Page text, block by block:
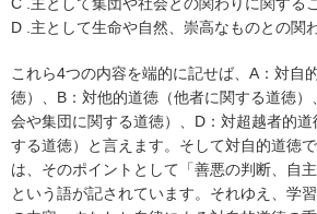
D .主として生命や自然、崇高なものとの関
これら4つの内容を端的に記せば、A：対自
徳）、B：対他的道徳（他者に関する道徳
会や集団に関する道徳）、D：対超越者的
する道徳）と言えます。そして対自的道徳
は、そのポイントとして「善悪の判断、自主
という語が記されています。それゆえ、学